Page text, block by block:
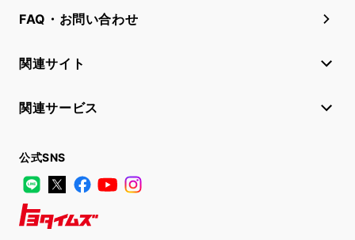
FAQ・お問い合わせ
関連サイト
関連サービス
公式SNS
LINE
X FacebookYouTube